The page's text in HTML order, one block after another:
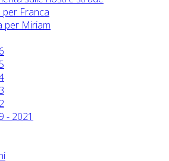
per Franca
per Miriam
- 2021